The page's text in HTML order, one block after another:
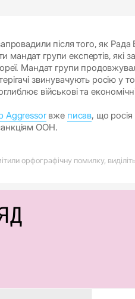
після того, як
мандат групи експертів,
Мандат групи
звинувачують росію
військові та
Aggressorвже писав, що росія
ООН.
орфографічну помилку,